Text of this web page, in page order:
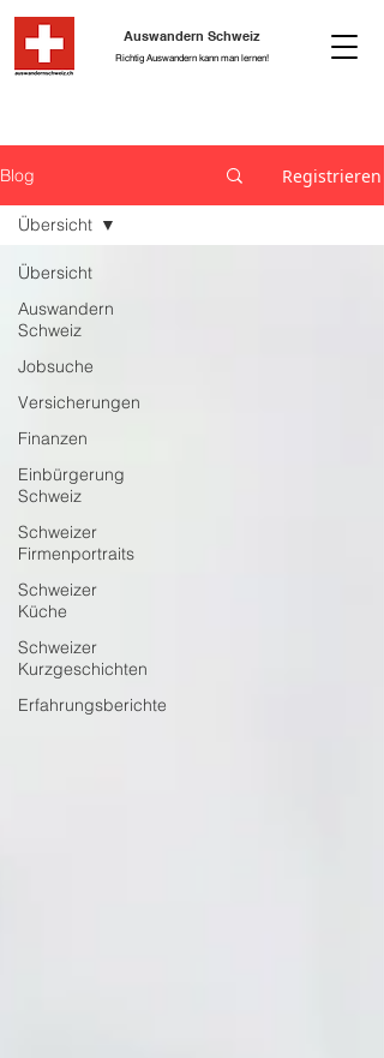
Richtig Auswandern kann man lernen!
Auswandern Schweiz
Blog Registrieren
Übersicht
Auswandern
Schweiz
Jobsuche
Versicherungen
Finanzen
Einbürgerung
Schweiz
Schweizer
Firmenportraits
Schweizer
Küche
Schweizer
Kurzgeschichten
Erfahrungsberichte
Übersicht